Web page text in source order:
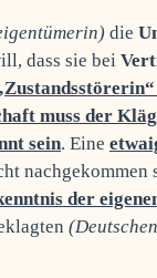
die
dass sie bei
muss der
sein. Eine
der